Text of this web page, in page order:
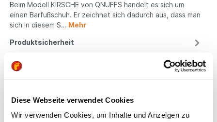
Diese Webseite verwendet Cookies
Wir verwenden Cookies, um Inhalte und Anzeigen zu
Beim Modell KIRSCHE von QNUFFS handelt es sich um
einen Barfußschuh. Er zeichnet sich dadurch aus, dass man
sich in diesem S… Mehr
Produktsicherheit